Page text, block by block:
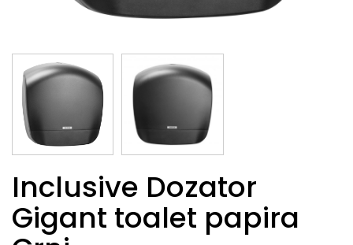
Inclusive Dozator
Gigant toalet papira